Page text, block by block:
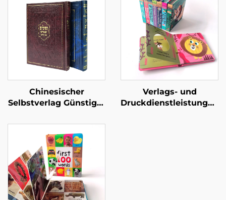
Chinesischer
Selbstverlag Günstiger
Maßgeschneiderte
Buchdruckservice
Romane für
Erwachsene Romanze
Leinen Hardcover
Buch
Verlags- und
Druckdienstleistungen